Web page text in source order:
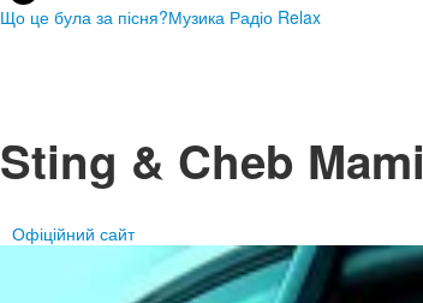
Що це була за пісня?Музика Радіо Relax
Sting & Cheb Mami
Офіційний сайт